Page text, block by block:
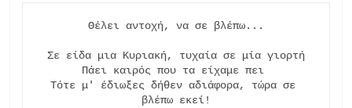
Θέλει αντοχή, να σε βλέπω...
Σε είδα μια Κυριακή, τυχαία σε μία γιορτή
Πάει καιρός που τα είχαμε πει
Τότε μ' έδιωξες δήθεν αδιάφορα, τώρα σε
βλέπω εκεί!